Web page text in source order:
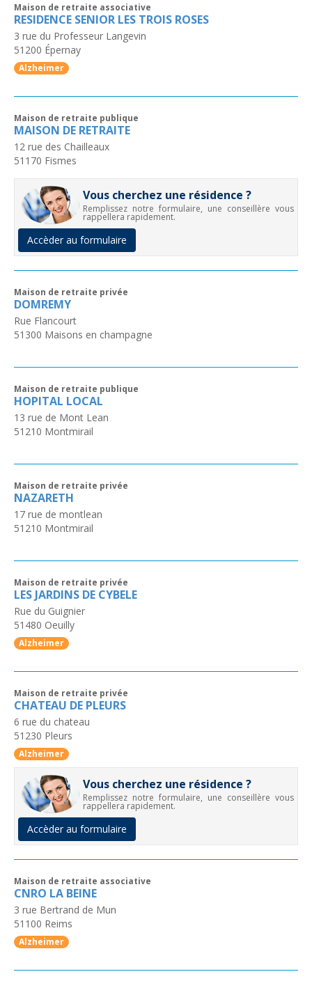
Maison de retraite associative
RESIDENCE SENIOR LES TROIS ROSES
3 rue du Professeur Langevin
51200 Épernay
Alzheimer
Maison de retraite publique
MAISON DE RETRAITE
12 rue des Chailleaux
51170 Fismes
Vous cherchez une résidence ?
Remplissez notre formulaire, une conseillère vous
rappellera rapidement.
Accèder au formulaire
Maison de retraite privée
DOMREMY
Rue Flancourt
51300 Maisons en champagne
Maison de retraite publique
HOPITAL LOCAL
13 rue de Mont Lean
51210 Montmirail
Maison de retraite privée
NAZARETH
17 rue de montlean
51210 Montmirail
Maison de retraite privée
LES JARDINS DE CYBELE
Rue du Guignier
51480 Oeuilly
Alzheimer
Maison de retraite privée
CHATEAU DE PLEURS
6 rue du chateau
51230 Pleurs
Alzheimer
Vous cherchez une résidence ?
Remplissez notre formulaire, une conseillère vous
rappellera rapidement.
Accèder au formulaire
Maison de retraite associative
CNRO LA BEINE
3 rue Bertrand de Mun
51100 Reims
Alzheimer